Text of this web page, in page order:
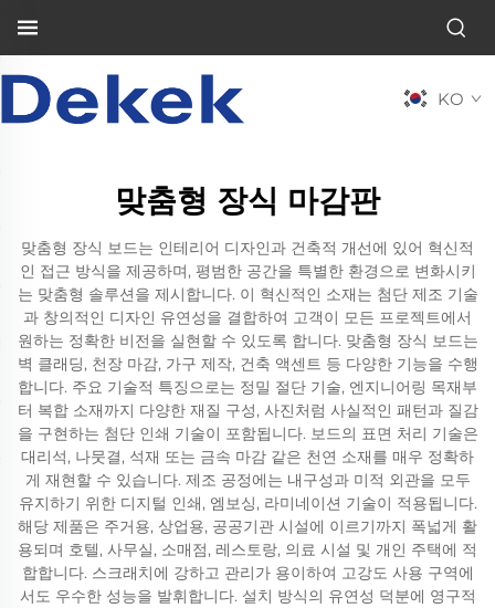
KO
맞춤형 장식 마감판
맞춤형 장식 보드는 인테리어 디자인과 건축적 개선에 있어 혁신적
인 접근 방식을 제공하며, 평범한 공간을 특별한 환경으로 변화시키
는 맞춤형 솔루션을 제시합니다. 이 혁신적인 소재는 첨단 제조 기술
과 창의적인 디자인 유연성을 결합하여 고객이 모든 프로젝트에서
원하는 정확한 비전을 실현할 수 있도록 합니다. 맞춤형 장식 보드는
벽 클래딩, 천장 마감, 가구 제작, 건축 액센트 등 다양한 기능을 수행
합니다. 주요 기술적 특징으로는 정밀 절단 기술, 엔지니어링 목재부
터 복합 소재까지 다양한 재질 구성, 사진처럼 사실적인 패턴과 질감
을 구현하는 첨단 인쇄 기술이 포함됩니다. 보드의 표면 처리 기술은
대리석, 나뭇결, 석재 또는 금속 마감 같은 천연 소재를 매우 정확하
게 재현할 수 있습니다. 제조 공정에는 내구성과 미적 외관을 모두
유지하기 위한 디지털 인쇄, 엠보싱, 라미네이션 기술이 적용됩니다.
해당 제품은 주거용, 상업용, 공공기관 시설에 이르기까지 폭넓게 활
용되며 호텔, 사무실, 소매점, 레스토랑, 의료 시설 및 개인 주택에 적
합합니다. 스크래치에 강하고 관리가 용이하여 고강도 사용 구역에
서도 우수한 성능을 발휘합니다. 설치 방식의 유연성 덕분에 영구적